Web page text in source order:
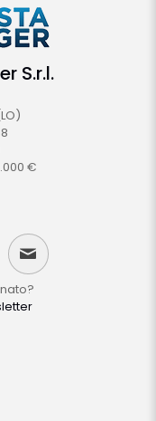
S.r.l.
€